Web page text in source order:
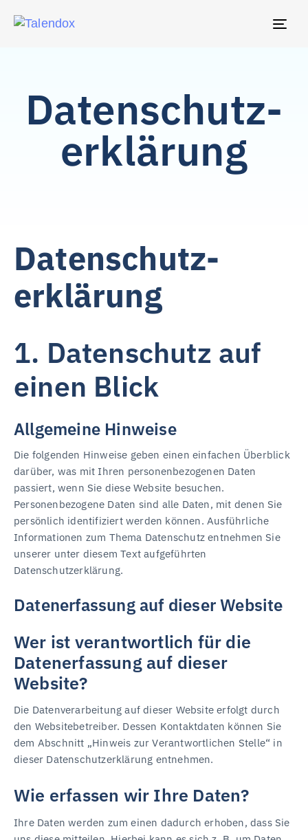
Datenschutz­
erklärung
Datenschutz­
erklärung
1. Datenschutz auf
einen Blick
Allgemeine Hinweise
Die folgenden Hinweise geben einen einfachen Überblick
darüber, was mit Ihren personenbezogenen Daten
passiert, wenn Sie diese Website besuchen.
Personenbezogene Daten sind alle Daten, mit denen Sie
persönlich identifiziert werden können. Ausführliche
Informationen zum Thema Datenschutz entnehmen Sie
unserer unter diesem Text aufgeführten
Datenschutzerklärung.
Datenerfassung auf dieser Website
Wer ist verantwortlich für die
Datenerfassung auf dieser
Website?
Die Datenverarbeitung auf dieser Website erfolgt durch
den Websitebetreiber. Dessen Kontaktdaten können Sie
dem Abschnitt „Hinweis zur Verantwortlichen Stelle“ in
dieser Datenschutzerklärung entnehmen.
Wie erfassen wir Ihre Daten?
Ihre Daten werden zum einen dadurch erhoben, dass Sie